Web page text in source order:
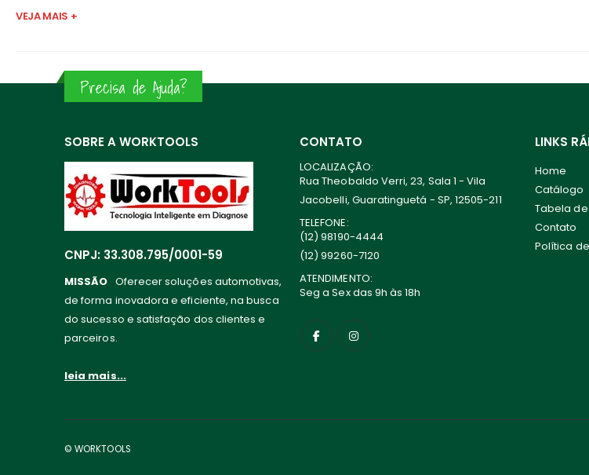
VEJA MAIS +
Precisa de Ajuda?
SOBRE A WORKTOOLS
CNPJ: 33.308.795/0001-59
MISSÃO Oferecer soluções automotivas,
de forma inovadora e eficiente, na busca
do sucesso e satisfação dos clientes e
parceiros.
leia mais...
CONTATO
LOCALIZAÇÃO:
Rua Theobaldo Verri, 23, Sala 1 - Vila
Jacobelli, Guaratinguetá - SP, 12505-211
TELEFONE:
(12) 98190-4444
(12) 99260-7120
ATENDIMENTO:
Seg a Sex das 9h às 18h
LINKS
Home
Catálogo
Tabela
Contato
Política
© WORKTOOLS